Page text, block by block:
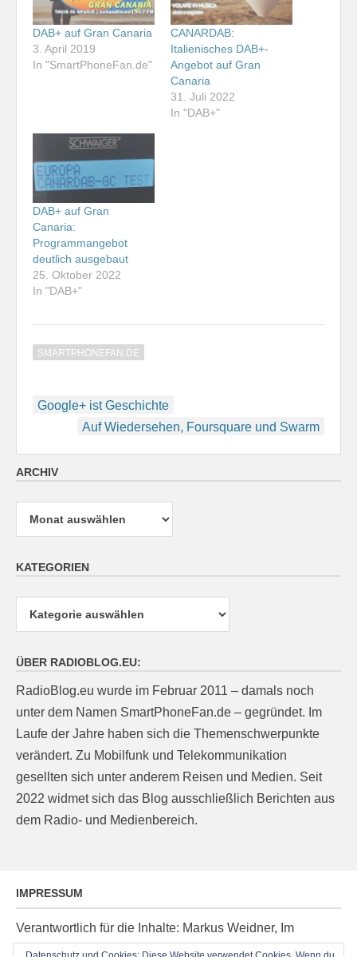
DAB+ auf Gran Canaria
3. April 2019
In "SmartPhoneFan.de"
CANARDAB:
Italienisches DAB+-
Angebot auf Gran
Canaria
31. Juli 2022
In "DAB+"
DAB+ auf Gran
Canaria:
Programmangebot
deutlich ausgebaut
25. Oktober 2022
In "DAB+"
SMARTPHONEFAN.DE
Beitragsnavigation
Google+ ist Geschichte
Auf Wiedersehen, Foursquare und Swarm
ARCHIV
Archiv
KATEGORIEN
ÜBER RADIOBLOG.EU:
RadioBlog.eu wurde im Februar 2011 – damals noch
unter dem Namen SmartPhoneFan.de – gegründet. Im
Laufe der Jahre haben sich die Themenschwerpunkte
verändert. Zu Mobilfunk und Telekommunikation
gesellten sich unter anderem Reisen und Medien. Seit
2022 widmet sich das Blog ausschließlich Berichten aus
dem Radio- und Medienbereich.
IMPRESSUM
Verantwortlich für die Inhalte: Markus Weidner, Im
Ziegelacker 20, D-63599 Biebergemünd, E-Mail: